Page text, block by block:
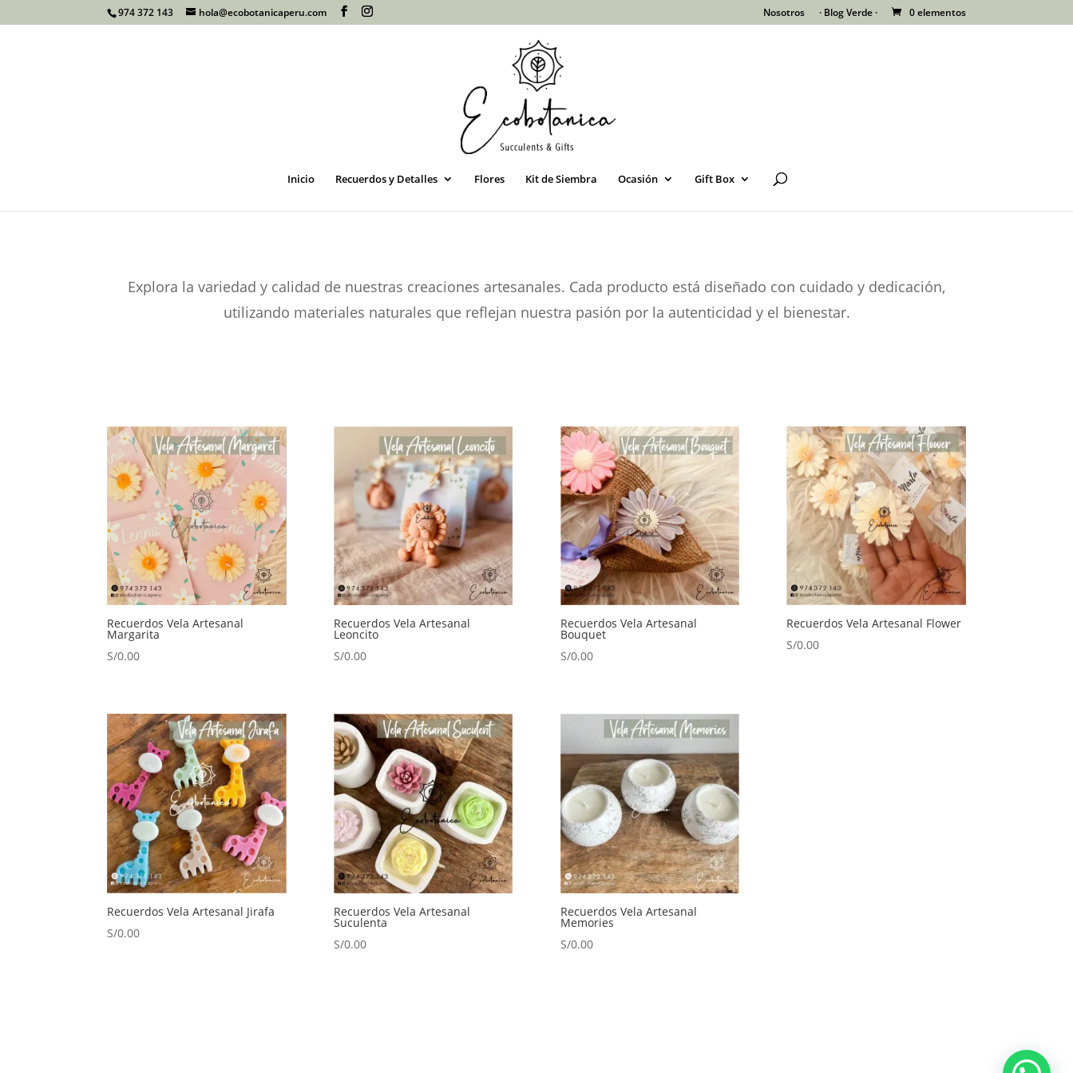
974 372 143 hola@ecobotanicaperu.com Nosotros · Blog Verde · 0 elementos
Inicio Recuerdos y Detalles Flores Kit de Siembra Ocasión Gift Box
Explora la variedad y calidad de nuestras creaciones artesanales. Cada producto está diseñado con cuidado y dedicación,
utilizando materiales naturales que reflejan nuestra pasión por la autenticidad y el bienestar.
Recuerdos Vela Artesanal
Margarita
S/0.00
Recuerdos Vela Artesanal
Leoncito
S/0.00
Recuerdos Vela Artesanal
Bouquet
S/0.00
Recuerdos Vela Artesanal Flower
S/0.00
Recuerdos Vela Artesanal Jirafa
S/0.00
Recuerdos Vela Artesanal
Suculenta
S/0.00
Recuerdos Vela Artesanal
Memories
S/0.00